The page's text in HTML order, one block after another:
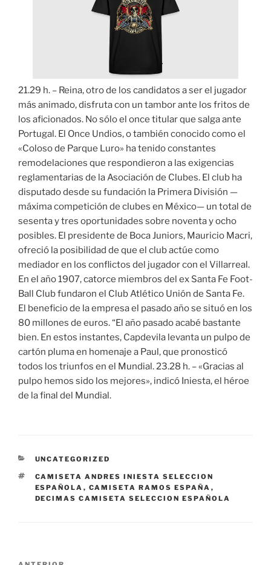
21.29 h. – Reina, otro de los candidatos a ser el jugador
más animado, disfruta con un tambor ante los fritos de
los aficionados. No sólo el once titular que salga ante
Portugal. El Once Undios, o también conocido como el
«Coloso de Parque Luro» ha tenido constantes
remodelaciones que respondieron a las exigencias
reglamentarias de la Asociación de Clubes. El club ha
disputado desde su fundación la Primera División —
máxima competición de clubes en México— un total de
sesenta y tres oportunidades sobre noventa y ocho
posibles. El presidente de Boca Juniors, Mauricio Macri,
ofreció la posibilidad de que el club actúe como
mediador en los conflictos del jugador con el Villarreal.
En el año 1907, catorce miembros del ex Santa Fe Foot-
Ball Club fundaron el Club Atlético Unión de Santa Fe.
El beneficio de la empresa el pasado año se situó en los
80 millones de euros. “El año pasado acabé bastante
bien. En estos instantes, Capdevila levanta un pulpo de
cartón pluma en homenaje a Paul, que pronosticó
todos los triunfos en el Mundial. 23.28 h. – «Gracias al
pulpo hemos sido los mejores», indicó Iniesta, el héroe
de la final del Mundial.
CATEGORÍAS
UNCATEGORIZED
ETIQUETAS
CAMISETA ANDRES INIESTA SELECCION
ESPAÑOLA , CAMISETA RAMOS ESPAÑA ,
DECIMAS CAMISETA SELECCION ESPAÑOLA